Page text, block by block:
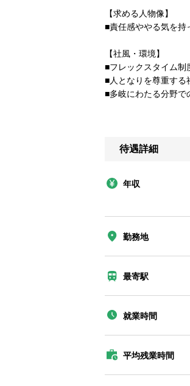
【求める人物像】
■責任感ややる気を持
【社風・環境】
■フレックスタイム制
■人となりを尊重する
■多岐にわたる分野で
待遇詳細
年収
勤務地
最寄駅
就業時間
平均残業時間